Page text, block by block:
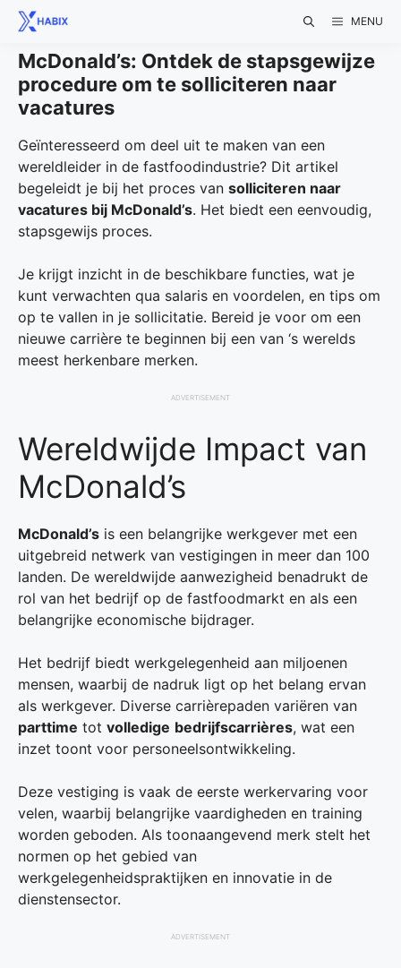
Skip
content
MENU
McDonald’s: Ontdek de stapsgewijze
procedure om te solliciteren naar
vacatures
Geïnteresseerd om deel uit te maken van een
wereldleider in de fastfoodindustrie? Dit artikel
begeleidt je bij het proces van solliciteren naar
vacatures bij McDonald’s. Het biedt een eenvoudig,
stapsgewijs proces.
Je krijgt inzicht in de beschikbare functies, wat je
kunt verwachten qua salaris en voordelen, en tips om
op te vallen in je sollicitatie. Bereid je voor om een
nieuwe carrière te beginnen bij een van ‘s werelds
meest herkenbare merken.
ADVERTISEMENT
Wereldwijde Impact van
McDonald’s
McDonald’s is een belangrijke werkgever met een
uitgebreid netwerk van vestigingen in meer dan 100
landen. De wereldwijde aanwezigheid benadrukt de
rol van het bedrijf op de fastfoodmarkt en als een
belangrijke economische bijdrager.
Het bedrijf biedt werkgelegenheid aan miljoenen
mensen, waarbij de nadruk ligt op het belang ervan
als werkgever. Diverse carrièrepaden variëren van
parttime tot volledige bedrijfscarrières, wat een
inzet toont voor personeelsontwikkeling.
Deze vestiging is vaak de eerste werkervaring voor
velen, waarbij belangrijke vaardigheden en training
worden geboden. Als toonaangevend merk stelt het
normen op het gebied van
werkgelegenheidspraktijken en innovatie in de
dienstensector.
ADVERTISEMENT